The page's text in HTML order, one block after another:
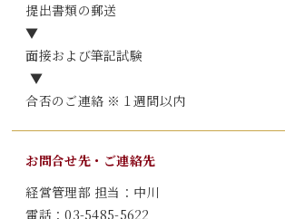
提出書類の郵送
▼
面接および筆記試験
▼
合否のご連絡 ※１週間以内
お問合せ先・ ご連絡先
経営管理部 担当：中川
電話：03-5485-5622